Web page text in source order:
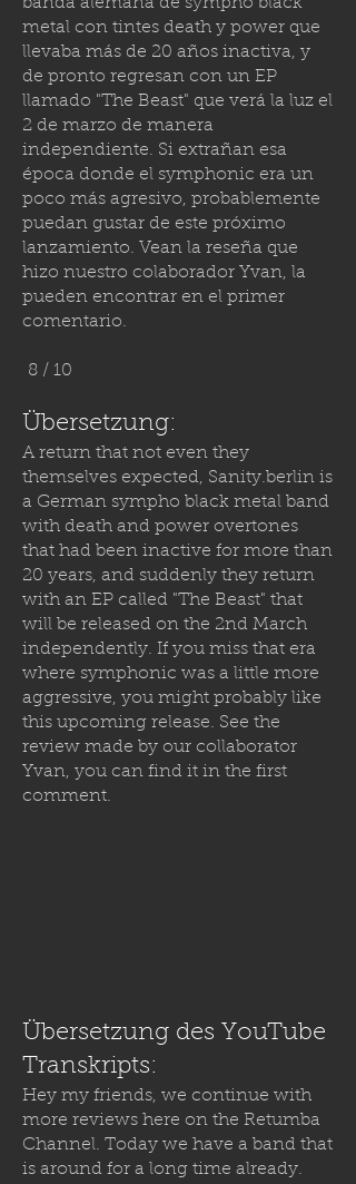
metal con tintes death y power que
llevaba más de 20 años inactiva, y
de pronto regresan con un EP
llamado "The Beast" que verá la luz el
2 de marzo de manera
independiente. Si extrañan esa
época donde el symphonic era un
poco más agresivo, probablemente
puedan gustar de este próximo
lanzamiento. Vean la reseña que
hizo nuestro colaborador Yvan, la
pueden encontrar en el primer
comentario.
8 / 10
Übersetzung:
A return that not even they
themselves expected, Sanity.berlin is
a German sympho black metal band
with death and power overtones
that had been inactive for more than
20 years, and suddenly they return
with an EP called "The Beast" that
will be released on the 2nd March
independently. If you miss that era
where symphonic was a little more
aggressive, you might probably like
this upcoming release. See the
review made by our collaborator
Yvan, you can find it in the first
comment.
Übersetzung des YouTube
Transkripts:
Hey my friends, we continue with
more reviews here on the Retumba
Channel. Today we have a band that
is around for a long time already.